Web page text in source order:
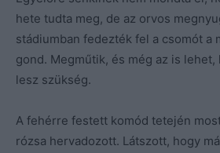
hete tudta meg, de az orvos
stádiumban fedezték fel a csomót a
gond. Megműtik, és még az is lehet,
lesz szükség.
A fehérre festett komód tetején
rózsa hervadozott. Látszott, hogy